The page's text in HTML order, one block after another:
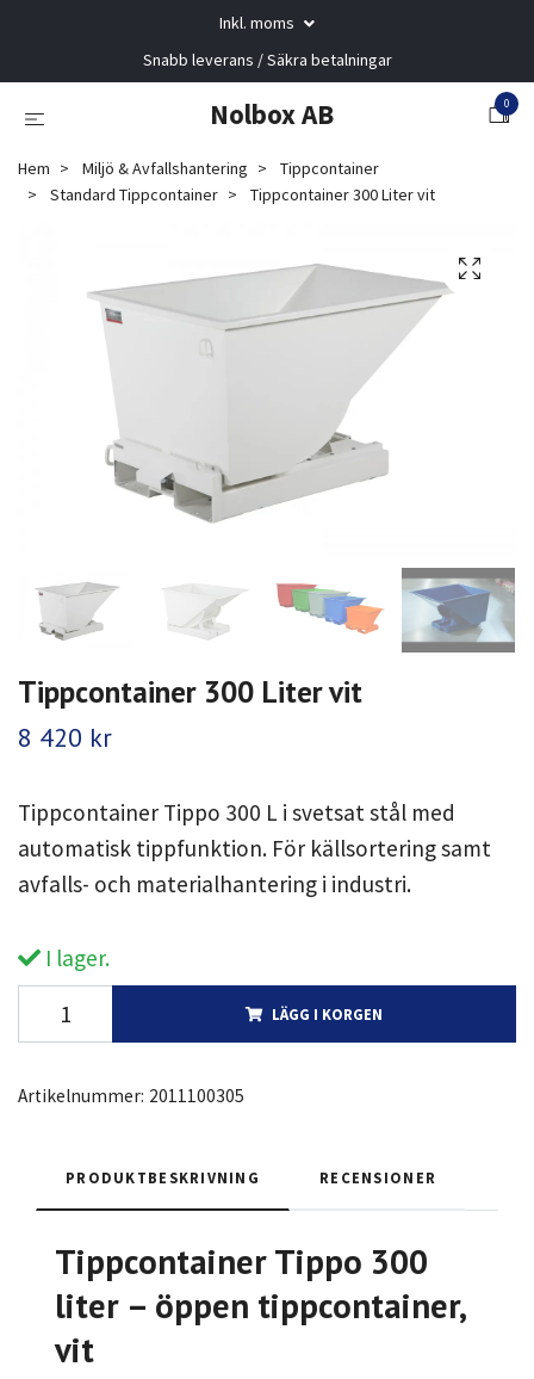
Inkl. moms
Snabb leverans / Säkra betalningar
Nolbox AB 0
Hem Miljö & Avfallshantering
Tippcontainer
Standard Tippcontainer
Tippcontainer 300 Liter vit
Tippcontainer 300 Liter vit
8 420 kr
Tippcontainer Tippo 300 L i svetsat stål med
automatisk tippfunktion. För källsortering samt
avfalls- och materialhantering i industri.
I lager.
LÄGG I KORGEN
Artikelnummer: 2011100305
PRODUKTBESKRIVNING RECENSIONER
Tippcontainer Tippo 300
liter – öppen tippcontainer,
vit